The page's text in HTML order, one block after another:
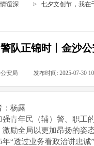
谊深 七夕文创节，我在
警队正锦时丨金沙
安局 发布时间: 2025-07-30
杨露
年民（辅）警、职工的
激励全局以更加昂扬的姿
年“透过业务看政治讲忠诚